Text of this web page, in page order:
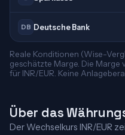
DB Deutsche Bank
Reale Konditionen (Wise-
geschätzte Marge. Die Marge
für INR/EUR. Keine
Über das
Der Wechselkurs INR/EUR